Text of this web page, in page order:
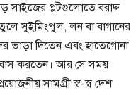
সাইজের প্লটগুলোতে বরাদ্দ
সুইমিংপুল, লন বা বাগানের
ভাড়া দিতেন এবং হাতেগোনা
করতেন। আর সে সময়
সামগ্রী স্ব-স্ব দেশ